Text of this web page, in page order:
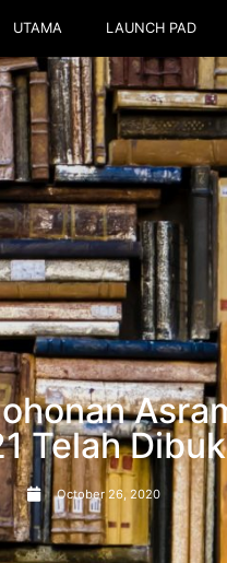
UTAMA LAUNCH PAD
Telah
October 26, 2020